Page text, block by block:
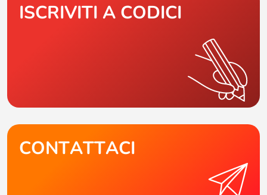
ISCRIVITI A CODICI
CONTATTACI